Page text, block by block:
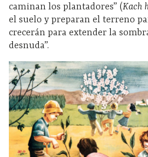
caminan los plantadores” (Kach
el suelo y preparan el terreno
crecerán para extender la
desnuda”.